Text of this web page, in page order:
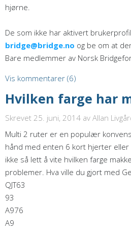
hjørne.
De som ikke har aktivert
bridge@bridge.no og be om at
Bare medlemmer av Norsk
Vis kommentarer (6)
Hvilken farge har
Skrevet 25. juni, 2014 av Allan
Multi 2 ruter er en populær
hånd med enten 6 kort hjerter
ikke så lett å vite hvilken farge
problemer. Hva ville du gjort med
QJT63
93
A976
A9